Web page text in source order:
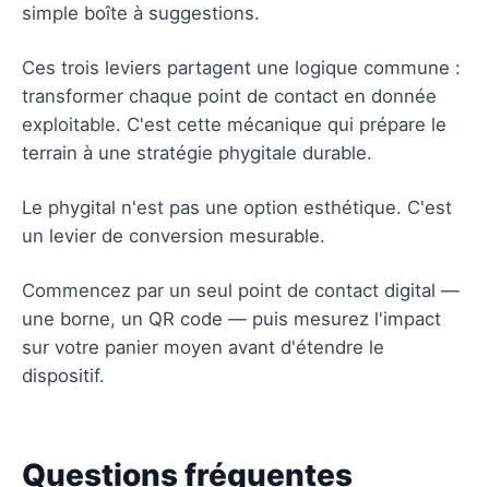
simple boîte à suggestions.
Ces trois leviers partagent une logique commune :
transformer chaque point de contact en donnée
exploitable. C'est cette mécanique qui prépare le
terrain à une stratégie phygitale durable.
Le phygital n'est pas une option esthétique. C'est
un levier de conversion mesurable.
Commencez par un seul point de contact digital —
une borne, un QR code — puis mesurez l'impact
sur votre panier moyen avant d'étendre le
dispositif.
Questions fréquentes